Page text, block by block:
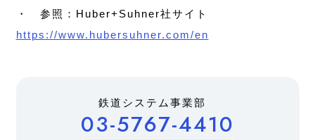
・ 参照：Huber+Suhner社サイト
https://www.hubersuhner.com/en
鉄道システム事業部
03-5767-4410